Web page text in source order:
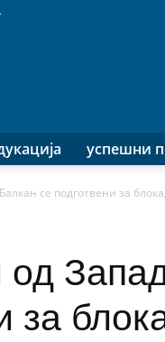
успешни
се подготвени за
од
за